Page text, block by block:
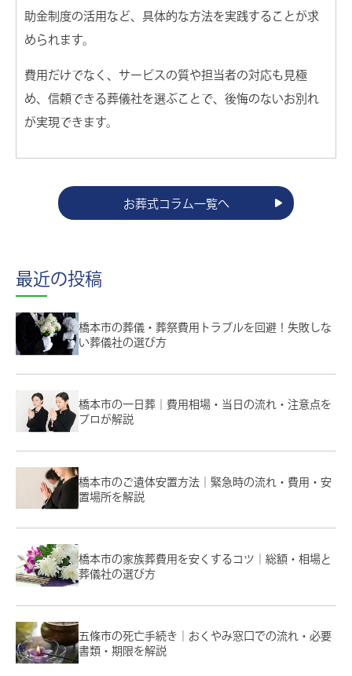
助金制度の活用など、具体的な方法を実践することが求
められます。
費用だけでなく、サービスの質や担当者の対応も見極
め、信頼できる葬儀社を選ぶことで、後悔のないお別れ
が実現できます。
お葬式コラム一覧へ
最近の投稿
橋本市の葬儀・葬祭費用トラブルを回避！失敗しな
い葬儀社の選び方
橋本市の一日葬｜費用相場・当日の流れ・注意点を
プロが解説
橋本市のご遺体安置方法｜緊急時の流れ・費用・安
置場所を解説
橋本市の家族葬費用を安くするコツ｜総額・相場と
葬儀社の選び方
五條市の死亡手続き｜おくやみ窓口での流れ・必要
書類・期限を解説